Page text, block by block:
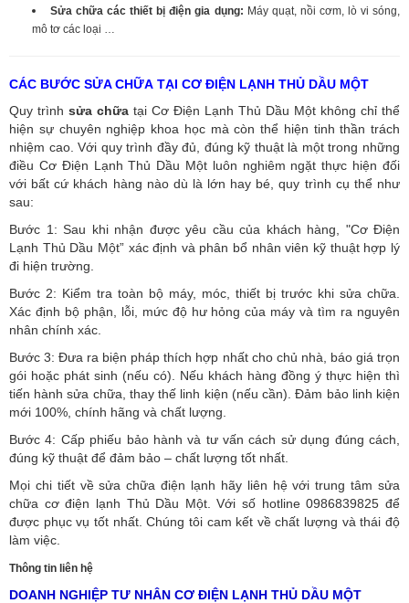
Sửa chữa các thiết bị điện gia dụng: Máy quạt, nồi cơm, lò vi sóng,
mô tơ các loại …
CÁC BƯỚC SỬA CHỮA TẠI CƠ ĐIỆN LẠNH THỦ DẦU MỘT
Quy trình sửa chữa tại Cơ Điện Lạnh Thủ Dầu Một không chỉ thể
hiện sự chuyên nghiệp khoa học mà còn thể hiện tinh thần trách
nhiệm cao. Với quy trình đầy đủ, đúng kỹ thuật là một trong những
điều Cơ Điện Lạnh Thủ Dầu Một luôn nghiêm ngặt thực hiện đối
với bất cứ khách hàng nào dù là lớn hay bé, quy trình cụ thể như
sau:
Bước 1: Sau khi nhận được yêu cầu của khách hàng, "Cơ Điện
Lạnh Thủ Dầu Một” xác định và phân bổ nhân viên kỹ thuật hợp lý
đi hiện trường.
Bước 2: Kiểm tra toàn bộ máy, móc, thiết bị trước khi sửa chữa.
Xác định bộ phận, lỗi, mức độ hư hỏng của máy và tìm ra nguyên
nhân chính xác.
Bước 3: Đưa ra biện pháp thích hợp nhất cho chủ nhà, báo giá trọn
gói hoặc phát sinh (nếu có). Nếu khách hàng đồng ý thực hiện thì
tiến hành sửa chữa, thay thế linh kiện (nếu cần). Đảm bảo linh kiện
mới 100%, chính hãng và chất lượng.
Bước 4: Cấp phiếu bảo hành và tư vấn cách sử dụng đúng cách,
đúng kỹ thuật để đảm bảo – chất lượng tốt nhất.
Mọi chi tiết về sửa chữa điện lạnh hãy liên hệ với trung tâm sửa
chữa cơ điện lạnh Thủ Dầu Một. Với số hotline 0986839825 để
được phục vụ tốt nhất. Chúng tôi cam kết về chất lượng và thái độ
làm việc.
Thông tin liên hệ
DOANH NGHIỆP TƯ NHÂN CƠ ĐIỆN LẠNH THỦ DẦU MỘT